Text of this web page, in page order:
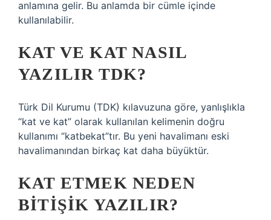
anlamına gelir. Bu anlamda bir cümle içinde
kullanılabilir.
KAT VE KAT NASIL
YAZILIR TDK?
Türk Dil Kurumu (TDK) kılavuzuna göre, yanlışlıkla
“kat ve kat” olarak kullanılan kelimenin doğru
kullanımı “katbekat”tır. Bu yeni havalimanı eski
havalimanından birkaç kat daha büyüktür.
KAT ETMEK NEDEN
BITIŞIK YAZILIR?